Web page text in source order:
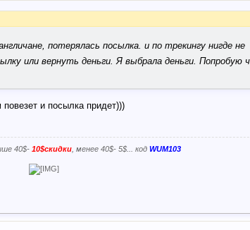
потерялась посылка. и по трекингу нигде не
или вернуть деньги. Я выбрала деньги. Попробую
и посылка придет)))
40$- 10$скидки , менее 40$- 5$... код WUM103